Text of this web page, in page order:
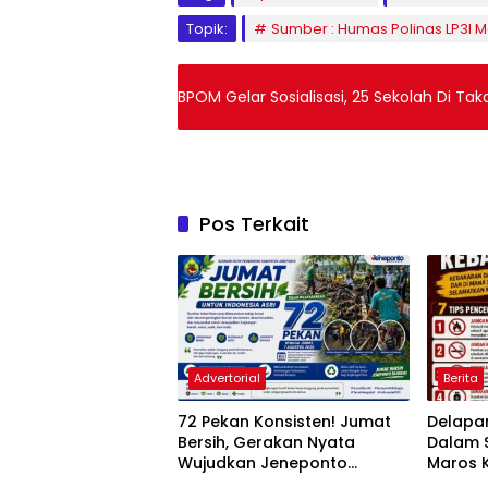
Topik:
Sumber : Humas Polinas LP3I
BPOM Gelar Sosialisasi, 25 Sekolah Di
Pos Terkait
Advertorial
72 Pekan Konsisten! Jumat
Bersih, Gerakan Nyata
Wujudkan Jeneponto
Berita
Dalam
Maros